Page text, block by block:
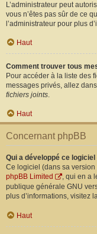
L’administrateur peut
vous n’êtes pas sûr de ce
l’administrateur pour plus
Haut
Comment trouver tous
Pour accéder à la liste des
messages privés, allez
fichiers joints.
Haut
Concernant phpBB
Qui a développé ce
Ce logiciel (dans sa
phpBB Limited
, qui en a
publique générale GNU
plus d’informations, visitez
Haut